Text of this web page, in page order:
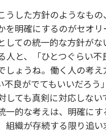
うした方針のようなも
を明確にするのがセオ
しての統一的な方針が
人と、「ひとつぐらい
しょうね。働く人の考
不良がでてもいいだろ
しても真剣に対応しな
一的な考えは、明確に
組織が存続する限り追